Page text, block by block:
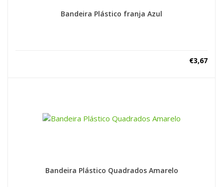
Bandeira Plástico franja Azul
€3,67
Bandeira Plástico Quadrados Amarelo